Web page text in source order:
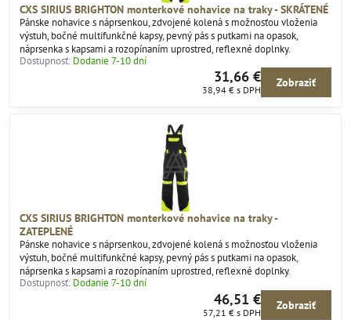
CXS SIRIUS BRIGHTON monterkové nohavice na traky - SKRÁTENÉ
Pánske nohavice s náprsenkou, zdvojené kolená s možnosťou vloženia
výstuh, bočné multifunkčné kapsy, pevný pás s putkami na opasok,
náprsenka s kapsami a rozopínaním uprostred, reflexné doplnky.
Dostupnosť: Dodanie 7-10 dní
31,66 €
38,94 € s DPH
Zobraziť
CXS SIRIUS BRIGHTON monterkové nohavice na traky -
ZATEPLENÉ
Pánske nohavice s náprsenkou, zdvojené kolená s možnosťou vloženia
výstuh, bočné multifunkčné kapsy, pevný pás s putkami na opasok,
náprsenka s kapsami a rozopínaním uprostred, reflexné doplnky.
Dostupnosť: Dodanie 7-10 dní
46,51 €
57,21 € s DPH
Zobraziť